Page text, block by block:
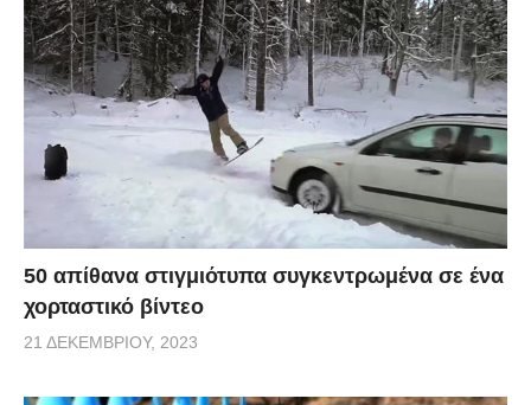
50 απίθανα στιγμιότυπα συγκεντρωμένα σε ένα
χορταστικό βίντεο
21 ΔΕΚΕΜΒΡΊΟΥ, 2023